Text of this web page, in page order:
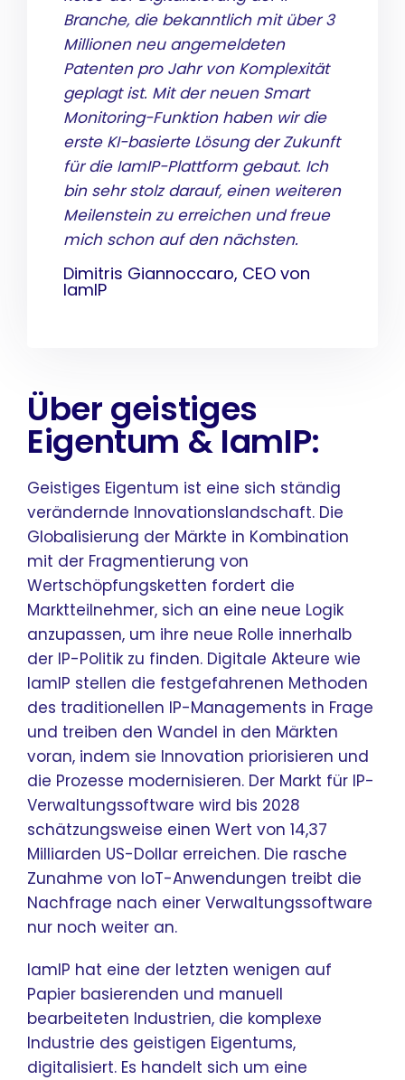
Branche, die bekanntlich mit über 3
Millionen neu angemeldeten
Patenten pro Jahr von Komplexität
geplagt ist. Mit der neuen Smart
Monitoring-Funktion haben wir die
erste KI-basierte Lösung der Zukunft
für die IamIP-Plattform gebaut. Ich
bin sehr stolz darauf, einen weiteren
Meilenstein zu erreichen und freue
mich schon auf den nächsten.
Dimitris Giannoccaro, CEO von
IamIP
Über geistiges
Eigentum & IamIP:
Geistiges Eigentum ist eine sich ständig
verändernde Innovationslandschaft. Die
Globalisierung der Märkte in Kombination
mit der Fragmentierung von
Wertschöpfungsketten fordert die
Marktteilnehmer, sich an eine neue Logik
anzupassen, um ihre neue Rolle innerhalb
der IP-Politik zu finden. Digitale Akteure wie
IamIP stellen die festgefahrenen Methoden
des traditionellen IP-Managements in Frage
und treiben den Wandel in den Märkten
voran, indem sie Innovation priorisieren und
die Prozesse modernisieren. Der Markt für IP-
Verwaltungssoftware wird bis 2028
schätzungsweise einen Wert von 14,37
Milliarden US-Dollar erreichen. Die rasche
Zunahme von IoT-Anwendungen treibt die
Nachfrage nach einer Verwaltungssoftware
nur noch weiter an.
IamIP hat eine der letzten wenigen auf
Papier basierenden und manuell
bearbeiteten Industrien, die komplexe
Industrie des geistigen Eigentums,
digitalisiert. Es handelt sich um eine